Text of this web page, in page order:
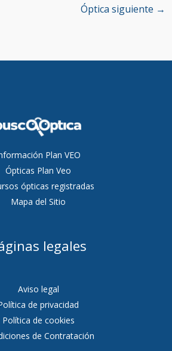
Óptica siguiente →
Plan VEO
Ópticas Plan Veo
ópticas registradas
Mapa del Sitio
legales
Aviso legal
de privacidad
Política de cookies
de Contratación